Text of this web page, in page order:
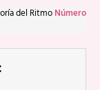
del Ritmo Número